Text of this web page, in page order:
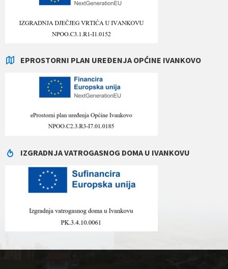
EPROSTORNI PLAN UREĐENJA OPĆINE IVANKOVO
IZGRADNJA VATROGASNOG DOMA U IVANKOVU